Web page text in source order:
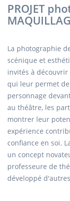
PROJET
La photographie
scénique et
invités à
qui leur permet
personnage
au théâtre, les
montrer leur
expérience
confiance en soi.
un concept
professeure de
développé